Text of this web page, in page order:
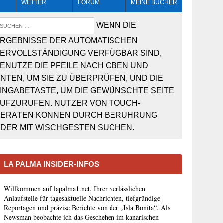
➔ BEBEN LIVE-
WETTER FORUM MEINE BÜCHER
WENN DIE
DER AUTOMATISCHEN
VERFÜGBAR SIND,
DIE PFEILE NACH OBEN UND
UM SIE ZU ÜBERPRÜFEN, UND DIE
UM DIE GEWÜNSCHTE SEITE
NUTZER VON TOUCH-
KÖNNEN DURCH BERÜHRUNG
MIT WISCHGESTEN SUCHEN.
LA PALMA INSIDER-INFOS
Willkommen auf lapalma1.net, Ihrer verlässlichen
Anlaufstelle für tagesaktuelle Nachrichten, tiefgründige
Reportagen und präzise Berichte von der „Isla Bonita“. Als
Newsman beobachte ich das Geschehen im kanarischen